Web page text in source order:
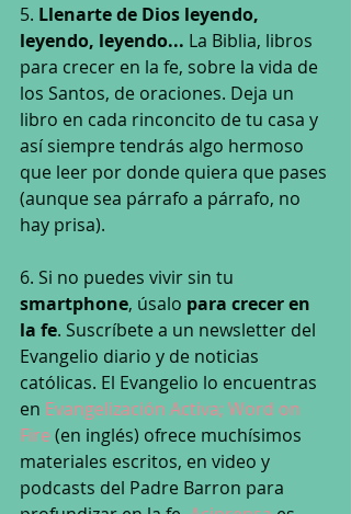
5. Llenarte de Dios leyendo,
leyendo, leyendo... La Biblia, libros
para crecer en la fe, sobre la vida de
los Santos, de oraciones. Deja un
libro en cada rinconcito de tu casa y
así siempre tendrás algo hermoso
que leer por donde quiera que pases
(aunque sea párrafo a párrafo, no
hay prisa).
6. Si no puedes vivir sin tu
smartphone, úsalo para crecer en
la fe. Suscríbete a un newsletter del
Evangelio diario y de noticias
católicas. El Evangelio lo encuentras
en Evangelización Activa; Word on
Fire (en inglés) ofrece muchísimos
materiales escritos, en video y
podcasts del Padre Barron para